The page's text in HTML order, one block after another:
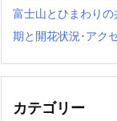
富士山とひまわり
期と開花状況･アク
カテゴリー